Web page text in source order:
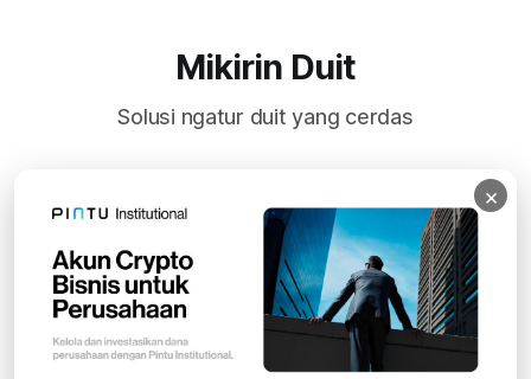
Mikirin Duit
Solusi ngatur duit yang cerdas
Subscribe
×